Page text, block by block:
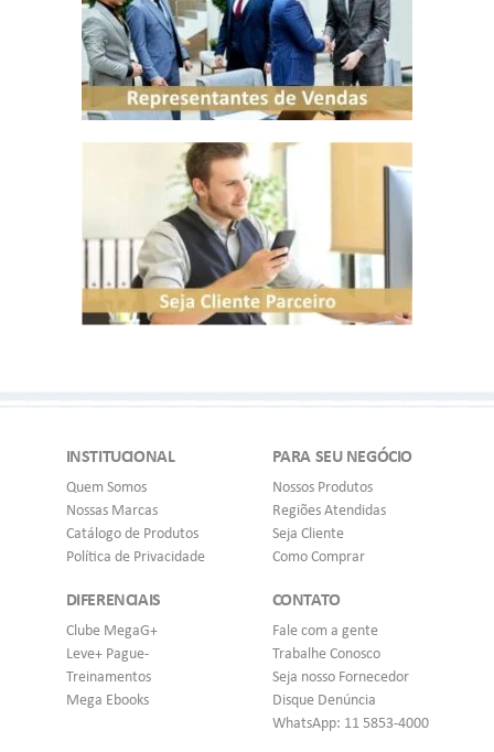
INSTITUCIONAL
Quem Somos
Nossas Marcas
Catálogo de Produtos
Política de Privacidade
PARA SEU NEGÓCIO
Nossos Produtos
Regiões Atendidas
Seja Cliente
Como Comprar
DIFERENCIAIS
Clube MegaG+
Leve+ Pague-
Treinamentos
Mega Ebooks
CONTATO
Fale com a gente
Trabalhe Conosco
Seja nosso Fornecedor
Disque Denúncia
WhatsApp: 11 5853-4000